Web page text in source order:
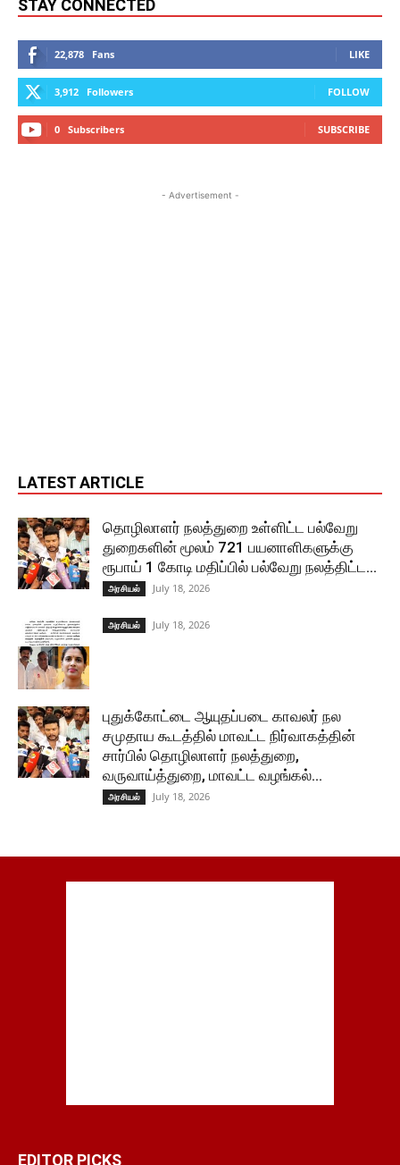
STAY CONNECTED
22,878 Fans LIKE
3,912 Followers FOLLOW
0 Subscribers SUBSCRIBE
- Advertisement -
LATEST ARTICLE
தொழிலாளர் நலத்துறை உள்ளிட்ட பல்வேறு
துறைகளின் மூலம் 721 பயனாளிகளுக்கு
ரூபாய் 1 கோடி மதிப்பில் பல்வேறு நலத்திட்ட...
அரசியல் July 18, 2026
அரசியல் July 18, 2026
புதுக்கோட்டை ஆயுதப்படை காவலர் நல
சமுதாய கூடத்தில் மாவட்ட நிர்வாகத்தின்
சார்பில் தொழிலாளர் நலத்துறை,
வருவாய்த்துறை, மாவட்ட வழங்கல்...
அரசியல் July 18, 2026
EDITOR PICKS